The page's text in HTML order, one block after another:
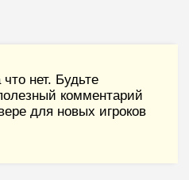
нет. Будьте
комментарий
для новых игроков